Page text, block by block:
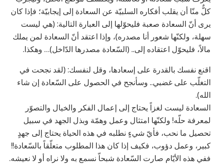
كلٌّ منّا أن يقلب أفكاره السلبيّة عن السعادة إلى إيجابيّة؛ فإذا كان
يرى أنّ السعادة صعبة فليحوّلها إلى العبارة التالية: (هي ليست
سهلة، ولكنّها شعور أنا مصدره)، وإذا اعتقد أنّ السعادة لمن يملك
مالاً، فليحوّل اعتقاده إلى.. (السّعادة مصدرها الدّاخل)… وهكذا.
اقنع نفسك بالقدرة على إسعادها، وقل لنفسك: (لقد نجحت في
التغلّب على غضبي.. وسأنجح في الحصول على السّعادة إن شاء
الله).
السعادة ليست لغزاً يحتاج إلى إعمال الفكر والخيال والتصوّر
لمعرفة حلّه! ولكنّها امتثال وعمل وهمّة وبذل الجهد في سبيل
تحصيل ما نحب، فأيّ شيءٍ نطلبه في هذه الحياة يحتاج إلى جهدٍ
كبير، وعمل دؤوب، فكيف إذا كان هذا المطلوب متعلّقاً بالسّعادة!!
ففي هذه الأيّام صارت السّعادة شبحاّ نسمع به ولا نراه أو لا نعيشه.